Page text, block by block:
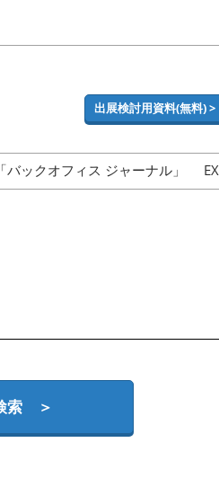
出展検討用資料(無料) >
バックオフィス ジャーナル」
索 ＞